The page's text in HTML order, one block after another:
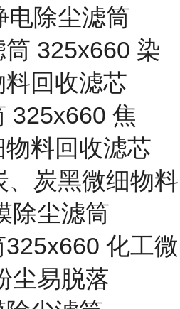
电除尘滤筒
325x660 染
回收滤芯
325x660 焦
料回收滤芯
、炭黑微细物料
除尘滤筒
化工微
尘易脱落